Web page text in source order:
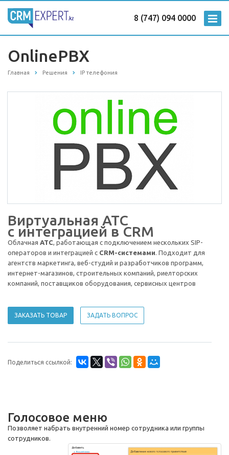
8 (747) 094 0000
OnlinePBX
Главная Решения IP телефония
Виртуальная АТС
с интеграцией в CRM
Облачная АТС, работающая с подключением нескольких SIP-
операторов и интеграцией с CRM-системами. Подходит для
агентств маркетинга, веб-студий и разработчиков программ,
интернет-магазинов, строительных компаний, риелторских
компаний, поставщиков оборудования, сервисных центров
ЗАКАЗАТЬ ТОВАР ЗАДАТЬ ВОПРОС
Поделиться ссылкой:
Голосовое меню
Позволяет набрать внутренний номер сотрудника или группы
сотрудников.